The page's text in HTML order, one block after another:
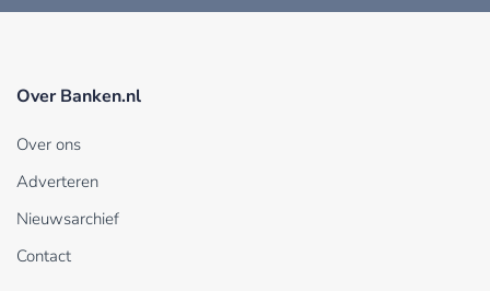
Over Banken.nl
Over ons
Adverteren
Nieuwsarchief
Contact